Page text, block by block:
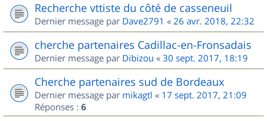
Recherche vttiste du côté de casseneuil
Dernier message par Dave2791 « 26 avr. 2018, 22:32
cherche partenaires Cadillac-en-Fronsadais
Dernier message par Dibizou « 30 sept. 2017, 18:19
Cherche partenaires sud de Bordeaux
Dernier message par mikagtl « 17 sept. 2017, 21:09
Réponses : 6